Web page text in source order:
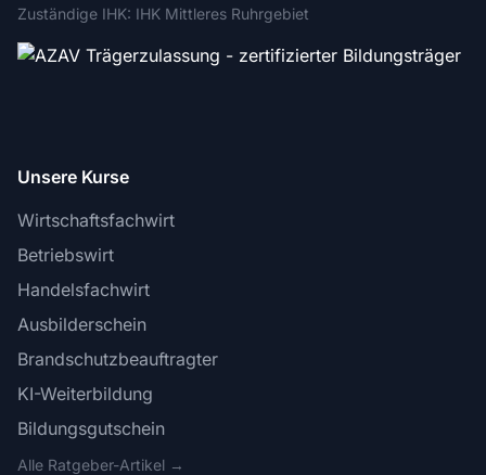
Zuständige IHK: IHK Mittleres Ruhrgebiet
Unsere Kurse
Wirtschaftsfachwirt
Betriebswirt
Handelsfachwirt
Ausbilderschein
Brandschutzbeauftragter
KI-Weiterbildung
Bildungsgutschein
Alle Ratgeber-Artikel →